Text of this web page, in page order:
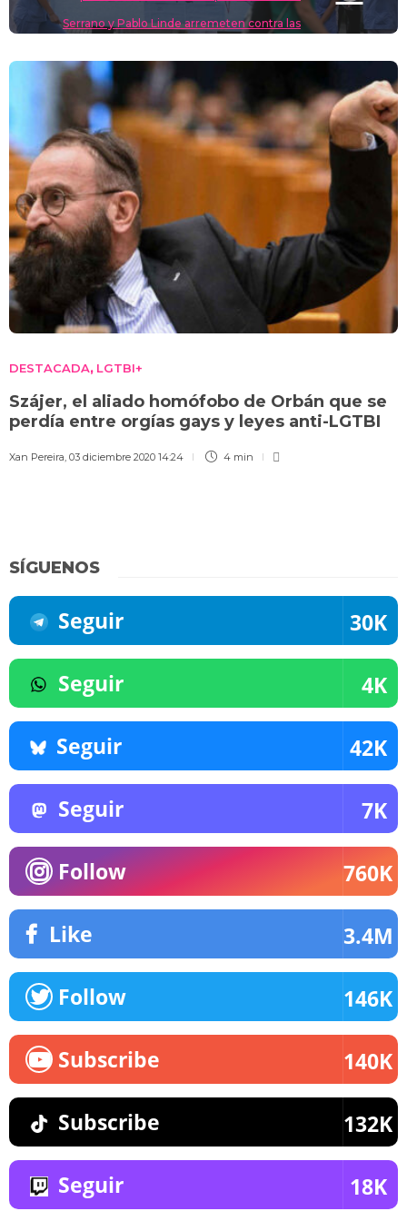
Serrano y Pablo Linde arremeten contra las
DESTACADA, LGTBI+
Szájer, el aliado homófobo de Orbán que se
perdía entre orgías gays y leyes anti-LGTBI
Xan Pereira 03 diciembre 2020 14:24 4 min
SÍGUENOS
Seguir 30K
Seguir 4K
Seguir 42K
Seguir 7K
Follow 760K
Like 3.4M
Follow 146K
Subscribe 140K
Subscribe 132K
Seguir 18K